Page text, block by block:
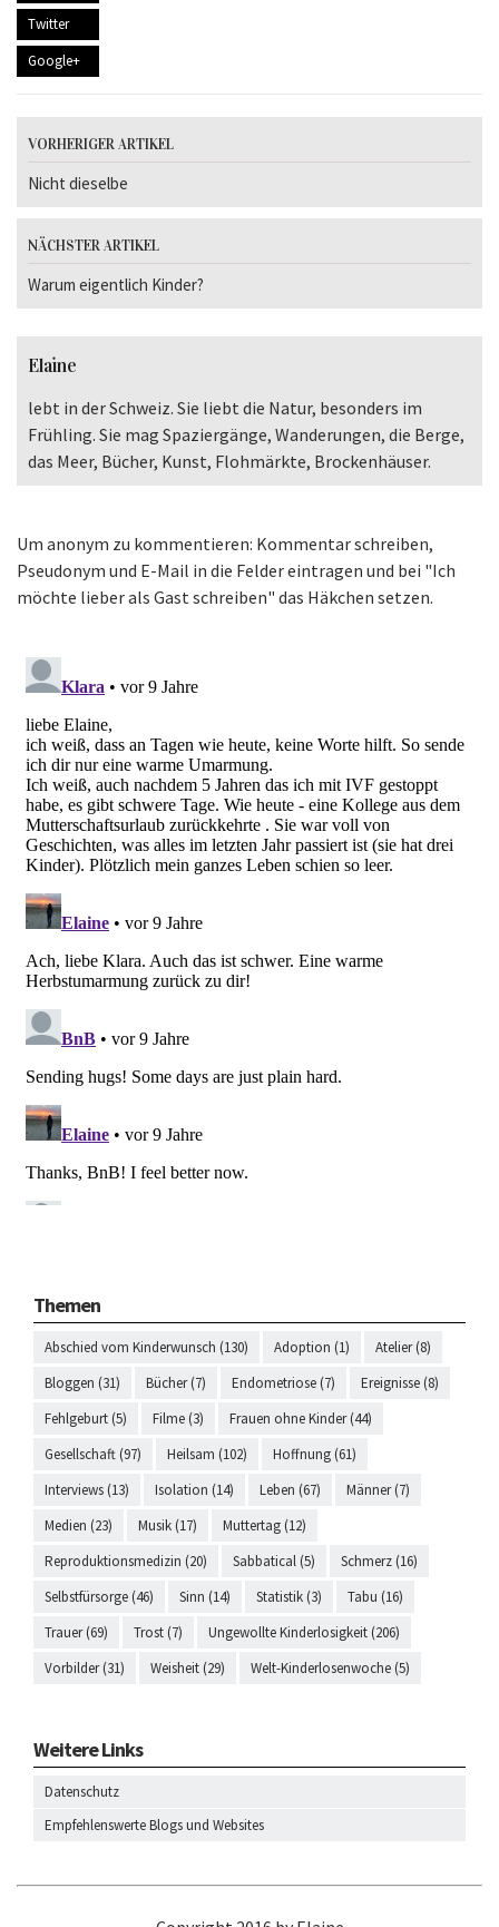
Twitter
Google+
VORHERIGER ARTIKEL
Nicht dieselbe
NÄCHSTER ARTIKEL
Warum eigentlich Kinder?
Elaine
lebt in der Schweiz. Sie liebt die Natur, besonders im
Frühling. Sie mag Spaziergänge, Wanderungen, die Berge,
das Meer, Bücher, Kunst, Flohmärkte, Brockenhäuser.
Um anonym zu kommentieren: Kommentar schreiben,
Pseudonym und E-Mail in die Felder eintragen und bei "Ich
möchte lieber als Gast schreiben" das Häkchen setzen.
Themen
Abschied vom Kinderwunsch (130) Adoption (1)
Atelier (8)
Bloggen (31)
Bücher (7) Endometriose (7)
Ereignisse (8)
Fehlgeburt (5)
Filme (3)
Frauen ohne Kinder (44)
Gesellschaft (97)
Heilsam (102)
Hoffnung (61)
Interviews (13)
Isolation (14) Leben (67)
Männer (7)
Medien (23)
Musik (17)
Muttertag (12)
Reproduktionsmedizin (20)
Sabbatical (5)
Schmerz (16)
Selbstfürsorge (46)
Sinn (14) Statistik (3)
Tabu (16)
Trauer (69)
Trost (7)
Ungewollte Kinderlosigkeit (206)
Vorbilder (31)
Weisheit (29) Welt-Kinderlosenwoche (5)
Weitere Links
Datenschutz
Empfehlenswerte Blogs und Websites